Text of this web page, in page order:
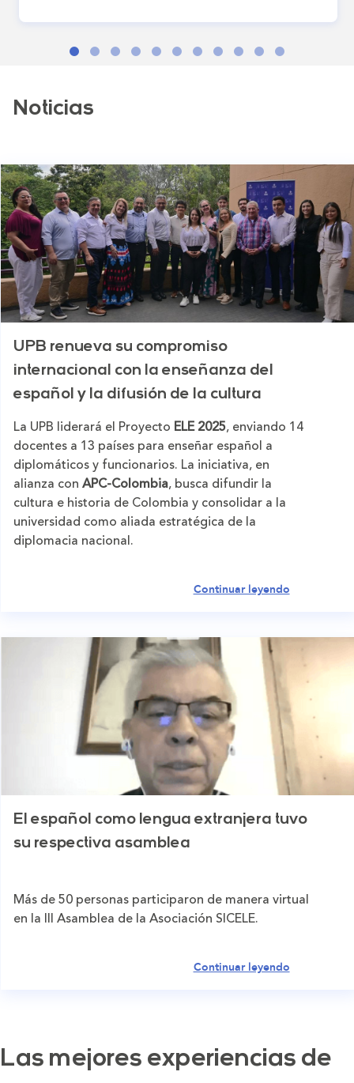
Noticias
UPB renueva su compromiso
internacional con la enseñanza del
español y la difusión de la cultura
colombiana
La UPB liderará el Proyecto ELE 2025, enviando 14
docentes a 13 países para enseñar español a
diplomáticos y funcionarios. La iniciativa, en
alianza con APC-Colombia, busca difundir la
cultura e historia de Colombia y consolidar a la
universidad como aliada estratégica de la
diplomacia nacional.
Continuar leyendo
El español como lengua extranjera tuvo
su respectiva asamblea
Más de 50 personas participaron de manera virtual
en la III Asamblea de la Asociación SICELE.
Continuar leyendo
Las mejores experiencias de